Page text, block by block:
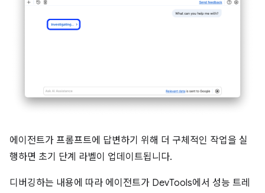
에이전트가 프롬프트에 답변하기 위해 더 구체적인 작업을 실
행하면 초기 단계 라벨이 업데이트됩니다.
디버깅하는 내용에 따라 에이전트가 DevTools에서 성능 트레